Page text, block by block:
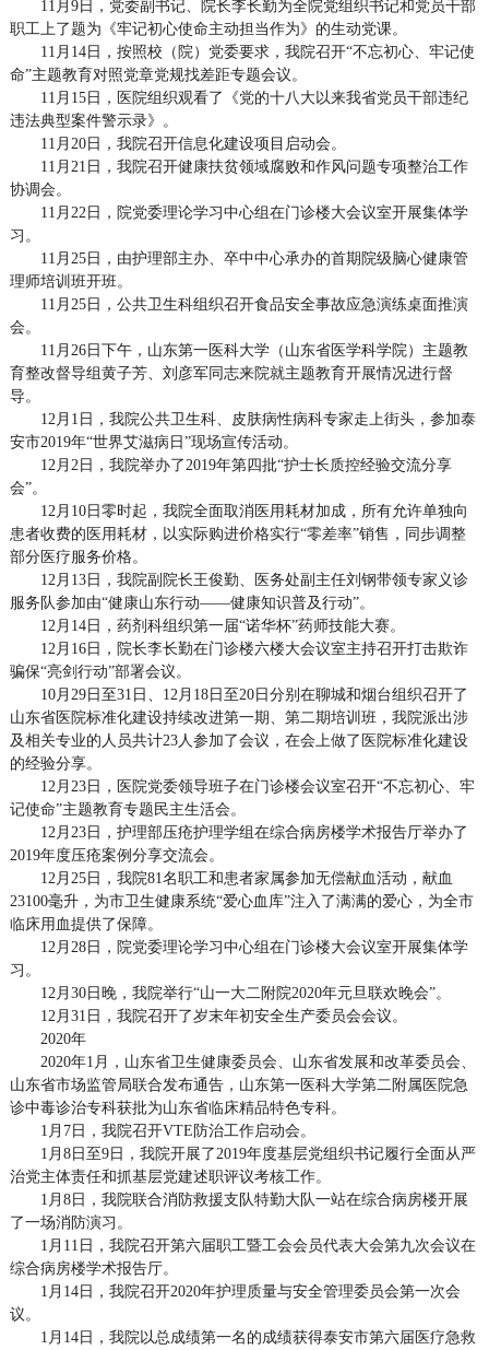
11月9日，党委副书记、院长李长勤为全院党组织书记和党员干部
职工上了题为《牢记初心使命主动担当作为》的生动党课。
11月14日，按照校（院）党委要求，我院召开“不忘初心、牢记使
命”主题教育对照党章党规找差距专题会议。
11月15日，医院组织观看了《党的十八大以来我省党员干部违纪
违法典型案件警示录》。
11月20日，我院召开信息化建设项目启动会。
11月21日，我院召开健康扶贫领域腐败和作风问题专项整治工作
协调会。
11月22日，院党委理论学习中心组在门诊楼大会议室开展集体学
习。
11月25日，由护理部主办、卒中中心承办的首期院级脑心健康管
理师培训班开班。
11月25日，公共卫生科组织召开食品安全事故应急演练桌面推演
会。
11月26日下午，山东第一医科大学（山东省医学科学院）主题教
育整改督导组黄子芳、刘彦军同志来院就主题教育开展情况进行督
导。
12月1日，我院公共卫生科、皮肤病性病科专家走上街头，参加泰
安市2019年“世界艾滋病日”现场宣传活动。
12月2日，我院举办了2019年第四批“护士长质控经验交流分享
会”。
12月10日零时起，我院全面取消医用耗材加成，所有允许单独向
患者收费的医用耗材，以实际购进价格实行“零差率”销售，同步调整
部分医疗服务价格。
12月13日，我院副院长王俊勤、医务处副主任刘钢带领专家义诊
服务队参加由“健康山东行动——健康知识普及行动”。
12月14日，药剂科组织第一届“诺华杯”药师技能大赛。
12月16日，院长李长勤在门诊楼六楼大会议室主持召开打击欺诈
骗保“亮剑行动”部署会议。
10月29日至31日、12月18日至20日分别在聊城和烟台组织召开了
山东省医院标准化建设持续改进第一期、第二期培训班，我院派出涉
及相关专业的人员共计23人参加了会议，在会上做了医院标准化建设
的经验分享。
12月23日，医院党委领导班子在门诊楼会议室召开“不忘初心、牢
记使命”主题教育专题民主生活会。
12月23日，护理部压疮护理学组在综合病房楼学术报告厅举办了
2019年度压疮案例分享交流会。
12月25日，我院81名职工和患者家属参加无偿献血活动，献血
23100毫升，为市卫生健康系统“爱心血库”注入了满满的爱心，为全市
临床用血提供了保障。
12月28日，院党委理论学习中心组在门诊楼大会议室开展集体学
习。
12月30日晚，我院举行“山一大二附院2020年元旦联欢晚会”。
12月31日，我院召开了岁末年初安全生产委员会会议。
2020年
2020年1月，山东省卫生健康委员会、山东省发展和改革委员会、
山东省市场监管局联合发布通告，山东第一医科大学第二附属医院急
诊中毒诊治专科获批为山东省临床精品特色专科。
1月7日，我院召开VTE防治工作启动会。
1月8日至9日，我院开展了2019年度基层党组织书记履行全面从严
治党主体责任和抓基层党建述职评议考核工作。
1月8日，我院联合消防救援支队特勤大队一站在综合病房楼开展
了一场消防演习。
1月11日，我院召开第六届职工暨工会会员代表大会第九次会议在
综合病房楼学术报告厅。
1月14日，我院召开2020年护理质量与安全管理委员会第一次会
议。
1月14日，我院以总成绩第一名的成绩获得泰安市第六届医疗急救